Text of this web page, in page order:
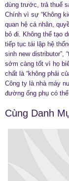
dùng trước, trả thuế
Chính vì sự “Không
quan hệ cá nhân,
bỏ đi. Không thể tạo
tiếp tục tái lập hệ
sinh new distributor”,
sớm càng tốt vì họ
chất là “không phải
Công ty là nhà máy
đường ống phụ có
Cùng Danh